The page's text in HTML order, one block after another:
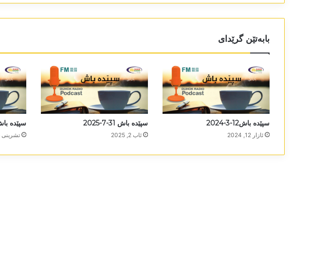
بابەتێن گرێدای
سپێدە باش12-3-2024
ئازار 12, 2024
سپێدە باش 31-7-2025
ئاب 2, 2025
سپێدە باش 13-11-
تشرینی